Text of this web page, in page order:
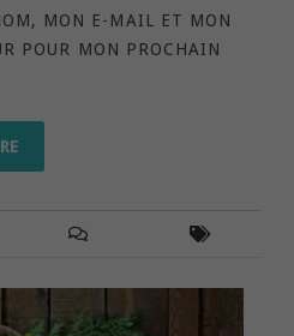
MON E-MAIL ET MON
POUR MON PROCHAIN